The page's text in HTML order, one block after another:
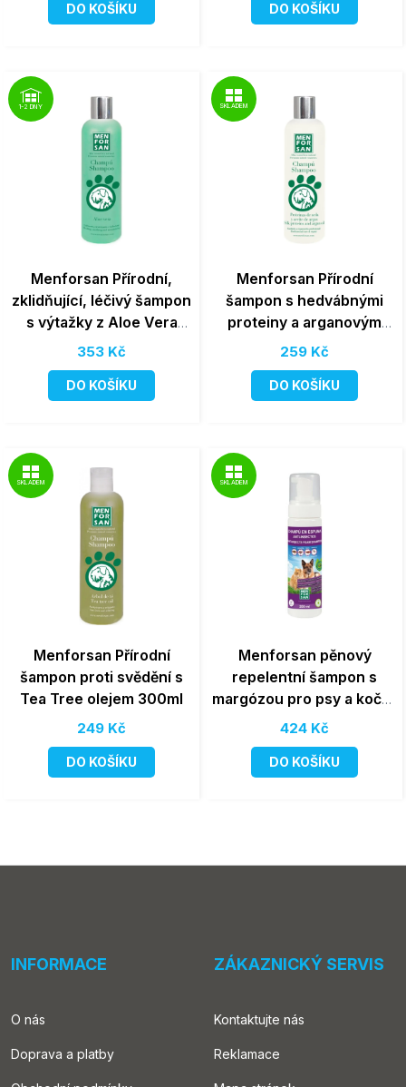
DO KOŠÍKU DO KOŠÍKU
1-2 DNY
Menforsan Přírodní,
zklidňující, léčivý šampon
s výtažky z Aloe Vera
1000ml
353 Kč
DO KOŠÍKU
SKLADEM
Menforsan Přírodní
šampon s hedvábnými
proteiny a arganovým
olejem 300ml
259 Kč
DO KOŠÍKU
SKLADEM
Menforsan Přírodní
šampon proti svědění s
Tea Tree olejem 300ml
249 Kč
DO KOŠÍKU
SKLADEM
Menforsan pěnový
repelentní šampon s
margózou pro psy a kočky
200ml
424 Kč
DO KOŠÍKU
INFORMACE
O nás
Doprava a platby
ZÁKAZNICKÝ SERVIS
Kontaktujte nás
Reklamace